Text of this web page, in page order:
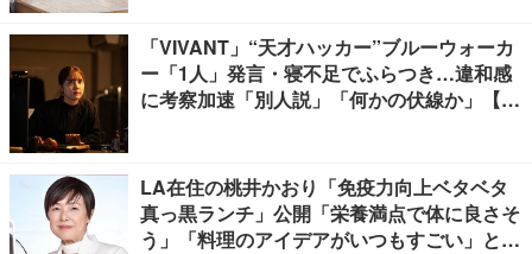
「VIVANT」“天才ハッカー”ブルーウォーカ
ー「1人」発言・寝不足でふらつき…違和感
に考察加速「別人説」「何かの伏線か」【ネ
LA在住の桃井かおり「免疫力向上ベタベタ
真っ黒ランチ」公開「栄養満点で体に良さそ
う」「料理のアイデアがいつもすごい」と反